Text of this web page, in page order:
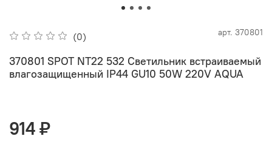
(0) арт. 370801
370801 SPOT NT22 532 Светильник встраиваемый
влагозащищенный IP44 GU10 50W 220V AQUA
914 ₽